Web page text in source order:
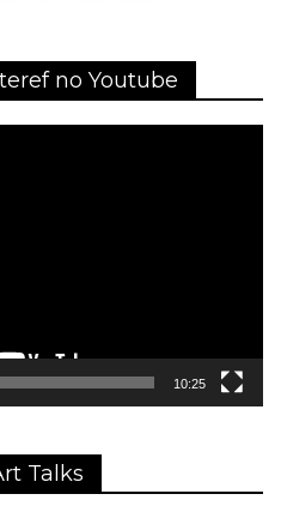
no Youtube
10:25
Talks